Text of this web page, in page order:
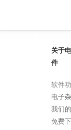
关于
件
软件
电子
我们
免费